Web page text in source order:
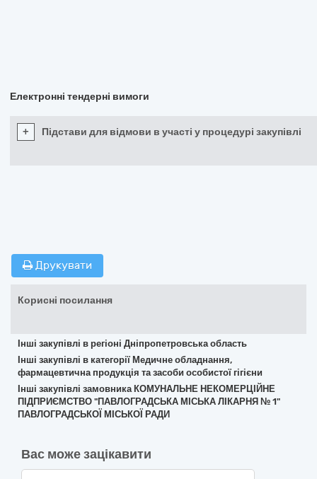
Електронні тендерні вимоги
+ Підстави для відмови в участі у процедурі закупівлі
Друкувати
Корисні посилання
Інші закупівлі в регіоні Дніпропетровська область
Інші закупівлі в категорії Медичне обладнання,
фармацевтична продукція та засоби особистої гігієни
Інші закупівлі замовника КОМУНАЛЬНЕ НЕКОМЕРЦІЙНЕ
ПІДПРИЄМСТВО "ПАВЛОГРАДСЬКА МІСЬКА ЛІКАРНЯ № 1"
ПАВЛОГРАДСЬКОЇ МІСЬКОЇ РАДИ
Вас може зацікавити